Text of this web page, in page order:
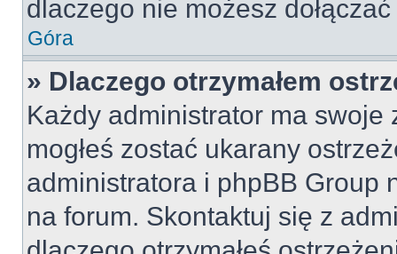
dlaczego nie możesz
Góra
» Dlaczego otrzymałem
Każdy administrator ma swoje
mogłeś zostać ukarany
administratora i phpBB Group
na forum. Skontaktuj się z